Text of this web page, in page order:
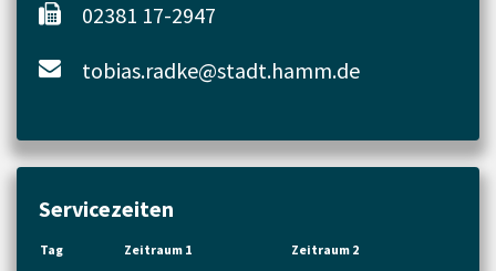
02381 17-2947
tobias.radke@stadt.hamm.de
Servicezeiten
Tag Zeitraum 1
Zeitraum 2